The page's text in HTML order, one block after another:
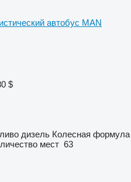
автобус MAN
$
дизель Колесная формула
мест 63